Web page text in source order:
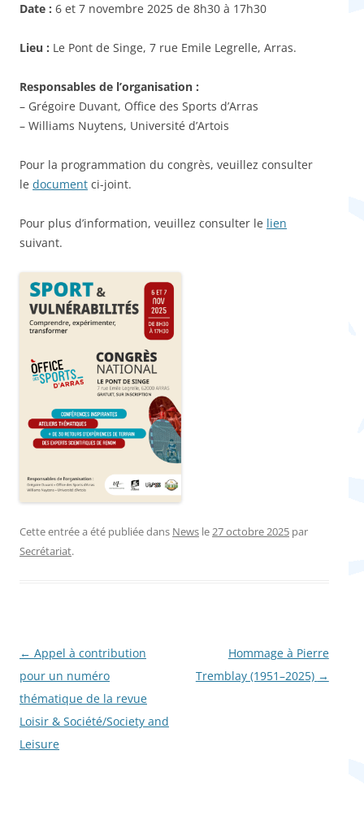
Date : 6 et 7 novembre 2025 de 8h30 à 17h30
Lieu : Le Pont de Singe, 7 rue Emile Legrelle, Arras.
Responsables de l’organisation :
– Grégoire Duvant, Office des Sports d’Arras
– Williams Nuytens, Université d’Artois
Pour la programmation du congrès, veuillez consulter
le document ci-joint.
Pour plus d’information, veuillez consulter le lien
suivant.
Cette entrée a été publiée dans News le 27 octobre 2025 par
Secrétariat.
Navigation
des
articles
← Appel à contribution
pour un numéro
thématique de la revue
Loisir & Société/Society and
Leisure
Hommage à Pierre
Tremblay (1951–2025) →